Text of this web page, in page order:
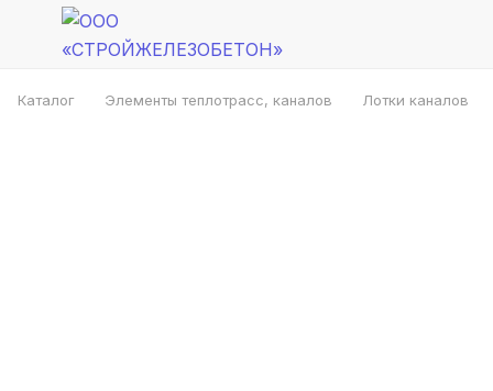
Каталог Элементы теплотрасс, каналов Лотки каналов